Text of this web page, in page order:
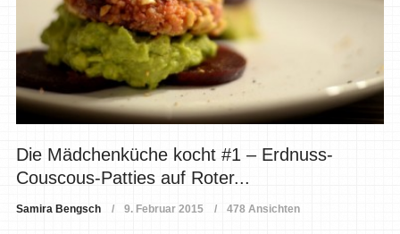
Die Mädchenküche kocht #1 – Erdnuss-
Couscous-Patties auf Roter...
Samira Bengsch 9. Februar 2015 478 Ansichten